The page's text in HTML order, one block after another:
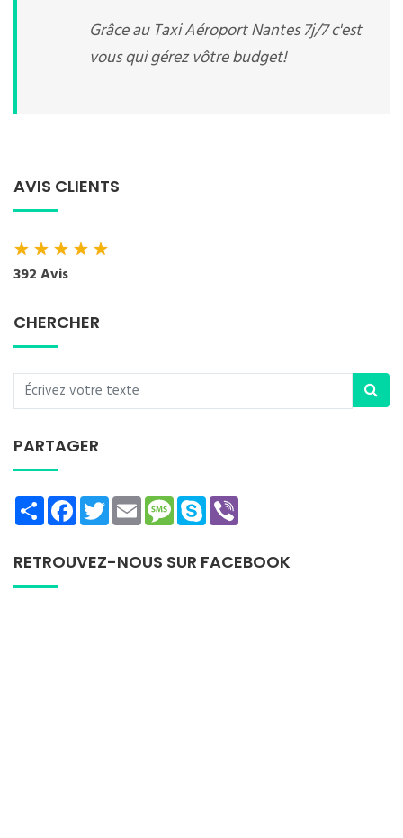
Grâce au Taxi Aéroport Nantes 7j/7 c'est
vous qui gérez vôtre budget!
AVIS CLIENTS
★★★★★
392 Avis
CHERCHER
PARTAGER
ShareFacebookTwitterEmailMessage
Skype
RETROUVEZ-NOUS SUR FACEBOOK